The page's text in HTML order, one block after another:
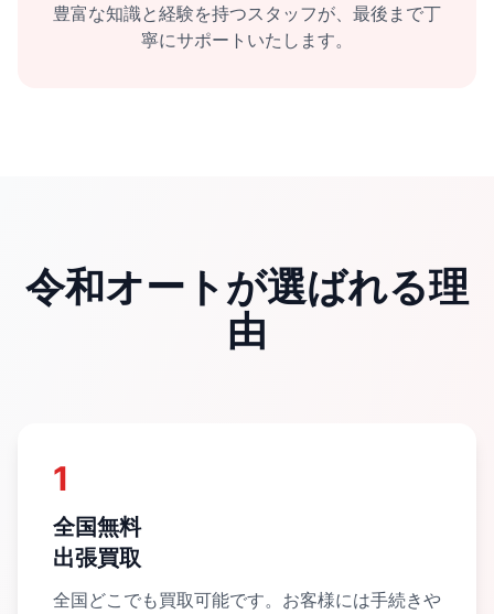
豊富な知識と経験を持つスタッフが、最後まで丁
寧にサポートいたします。
令和オートが選ばれる理
由
1
全国無料
出張買取
全国どこでも買取可能です。お客様には手続きや